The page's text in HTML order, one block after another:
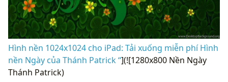
Hình nền 1024x1024 cho iPad: Tải xuống miễn phí Hình
nền Ngày của Thánh Patrick “](![1280x800 Nền Ngày
Thánh Patrick)